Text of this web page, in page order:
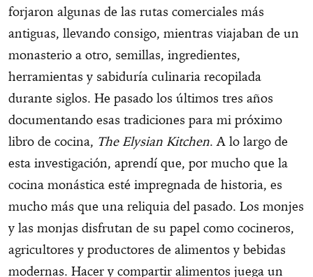
forjaron algunas de las rutas comerciales más
antiguas, llevando consigo, mientras viajaban de un
monasterio a otro, semillas, ingredientes,
herramientas y sabiduría culinaria recopilada
durante siglos. He pasado los últimos tres años
documentando esas tradiciones para mi próximo
libro de cocina, The Elysian Kitchen. A lo largo de
esta investigación, aprendí que, por mucho que la
cocina monástica esté impregnada de historia, es
mucho más que una reliquia del pasado. Los monjes
y las monjas disfrutan de su papel como cocineros,
agricultores y productores de alimentos y bebidas
modernas. Hacer y compartir alimentos juega un